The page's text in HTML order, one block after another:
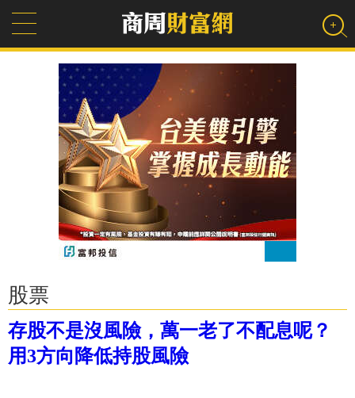
股票
存股不是沒風險，萬一老了不配息呢？
用3方向降低持股風險